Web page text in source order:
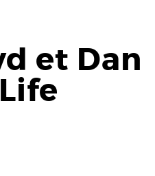
et Dan